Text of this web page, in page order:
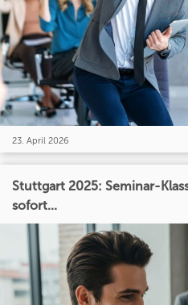
23. April 2026
Stuttgart 2025: Seminar-
sofort...